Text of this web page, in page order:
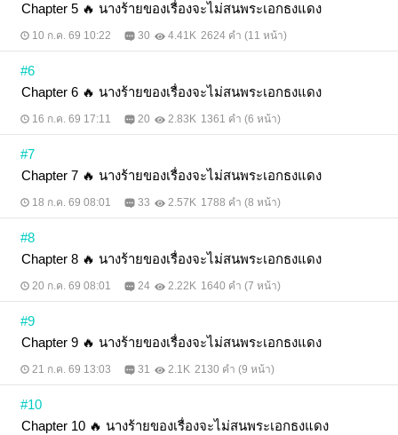
Chapter 5 🔥 นางร้ายของเรื่องจะไม่สนพระเอกธงแดง
10 ก.ค. 69 10:22 30 4.41K 2624 คำ (11 หน้า)
#6
Chapter 6 🔥 นางร้ายของเรื่องจะไม่สนพระเอกธงแดง
16 ก.ค. 69 17:11 20 2.83K 1361 คำ (6 หน้า)
#7
Chapter 7 🔥 นางร้ายของเรื่องจะไม่สนพระเอกธงแดง
18 ก.ค. 69 08:01 33 2.57K 1788 คำ (8 หน้า)
#8
Chapter 8 🔥 นางร้ายของเรื่องจะไม่สนพระเอกธงแดง
20 ก.ค. 69 08:01 24 2.22K 1640 คำ (7 หน้า)
#9
Chapter 9 🔥 นางร้ายของเรื่องจะไม่สนพระเอกธงแดง
21 ก.ค. 69 13:03 31 2.1K 2130 คำ (9 หน้า)
#10
Chapter 10 🔥 นางร้ายของเรื่องจะไม่สนพระเอกธงแดง